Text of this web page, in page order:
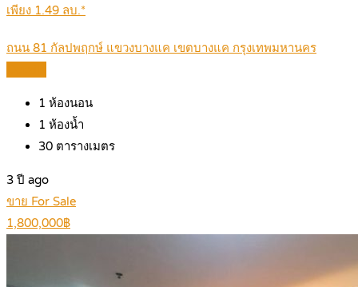
เพียง 1.49 ลบ.*
ถนน 81 กัลปพฤกษ์ แขวงบางแค เขตบางแค กรุงเทพมหานคร
1 ห้องนอน
1 ห้องน้ำ
30 ตารางเมตร
3 ปี ago
ขาย For Sale
1,800,000฿